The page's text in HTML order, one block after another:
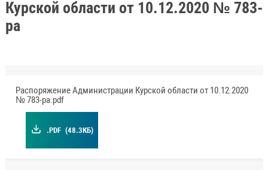
Курской области от 10.12.2020 № 783-
ра
Распоряжение Администрации Курской области от 10.12.2020
№ 783-ра.pdf
.PDF (48.3КБ)